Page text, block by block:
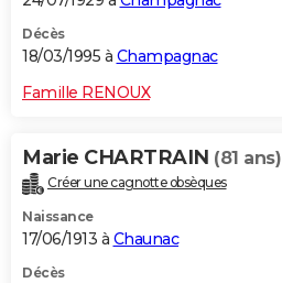
Décès
18/03/1995 à Champagnac
Famille RENOUX
Marie CHARTRAIN (81 ans)
Créer une cagnotte obsèques
Naissance
17/06/1913 à Chaunac
Décès